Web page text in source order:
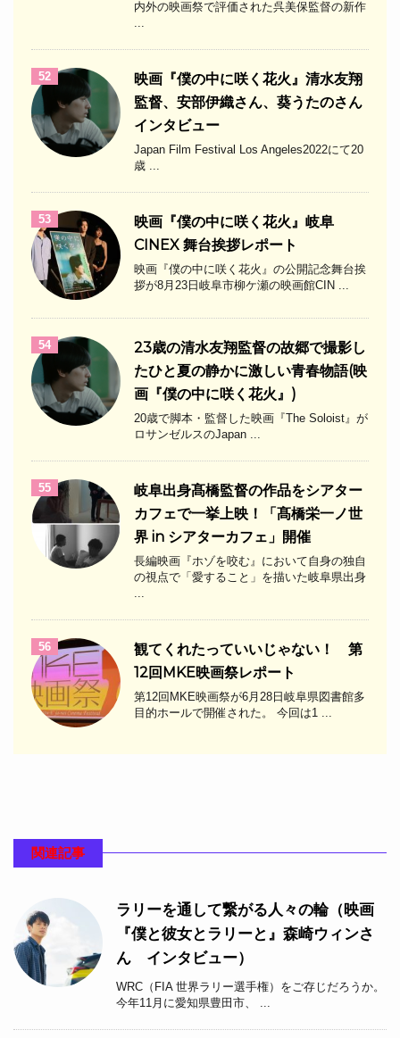
内外の映画祭で評価された呉美保監督の新作
...
52
映画『僕の中に咲く花火』清水友翔
監督、安部伊織さん、葵うたのさん
インタビュー
Japan Film Festival Los Angeles2022にて20
歳 ...
53
映画『僕の中に咲く花火』岐阜
CINEX 舞台挨拶レポート
映画『僕の中に咲く花火』の公開記念舞台挨
拶が8月23日岐阜市柳ケ瀬の映画館CIN ...
54
23歳の清水友翔監督の故郷で撮影し
たひと夏の静かに激しい青春物語(映
画『僕の中に咲く花火』)
20歳で脚本・監督した映画『The Soloist』が
ロサンゼルスのJapan ...
55
岐阜出身髙橋監督の作品をシアター
カフェで一挙上映！「髙橋栄一ノ世
界 in シアターカフェ」開催
長編映画『ホゾを咬む』において自身の独自
の視点で「愛すること」を描いた岐阜県出身
...
56
観てくれたっていいじゃない！ 第
12回MKE映画祭レポート
第12回MKE映画祭が6月28日岐阜県図書館多
目的ホールで開催された。 今回は1 ...
関連記事
ラリーを通して繋がる人々の輪（映画
『僕と彼女とラリーと』森崎ウィンさ
ん インタビュー）
WRC（FIA 世界ラリー選手権）をご存じだろうか。
今年11月に愛知県豊田市、 ...